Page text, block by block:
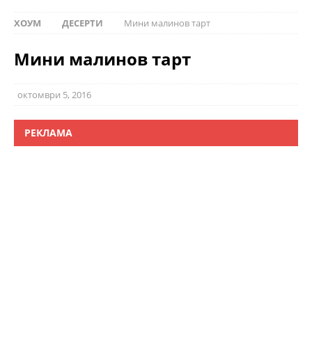
ХОУМ ДЕСЕРТИ Мини малинов тарт
Мини малинов тарт
октомври 5, 2016
РЕКЛАМА